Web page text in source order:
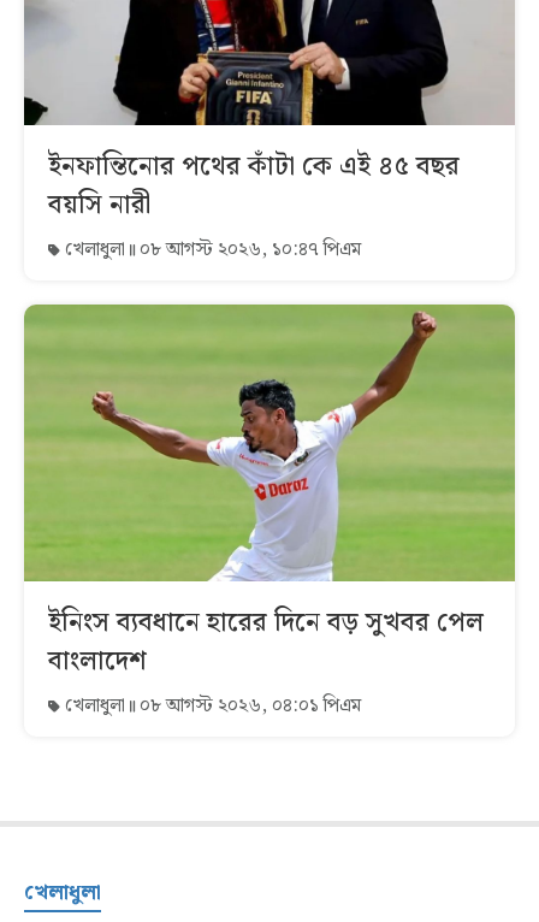
ইনফান্তিনোর পথের কাঁটা কে এই ৪৫ বছর
বয়সি নারী
খেলাধুলা ০৮ আগস্ট ২০২৬, ১০:৪৭ পিএম
ইনিংস ব্যবধানে হারের দিনে বড় সুখবর পেল
বাংলাদেশ
খেলাধুলা ০৮ আগস্ট ২০২৬, ০৪:০১ পিএম
খেলাধুলা